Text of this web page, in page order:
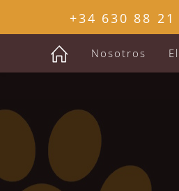
+34 630 88
Nosotros